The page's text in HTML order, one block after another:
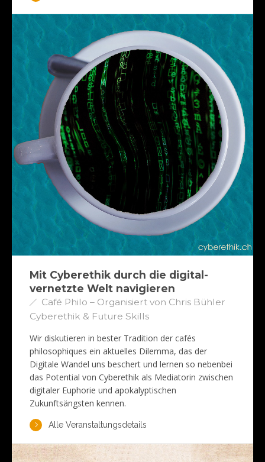
Mit Cyberethik durch die digital-
vernetzte Welt navigieren
Café Philo – Organisiert von Chris Bühler
Cyberethik & Future Skills
Wir diskutieren in bester Tradition der cafés
philosophiques ein aktuelles Dilemma, das der
Digitale Wandel uns beschert und lernen so nebenbei
das Potential von Cyberethik als Mediatorin zwischen
digitaler Euphorie und apokalyptischen
Zukunftsängsten kennen.
Alle Veranstaltungsdetails